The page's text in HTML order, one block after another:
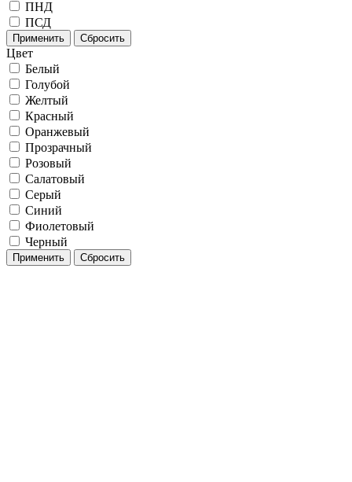
ПНД
ПСД
Применить Сбросить
Цвет
Белый
Голубой
Желтый
Красный
Оранжевый
Прозрачный
Розовый
Салатовый
Серый
Синий
Фиолетовый
Черный
Применить Сбросить